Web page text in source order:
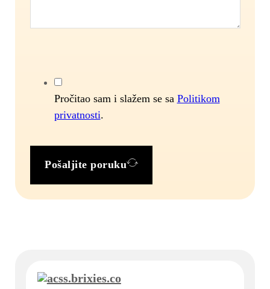
Pročitao sam i slažem se sa Politikom
privatnosti.
Pošaljite poruku